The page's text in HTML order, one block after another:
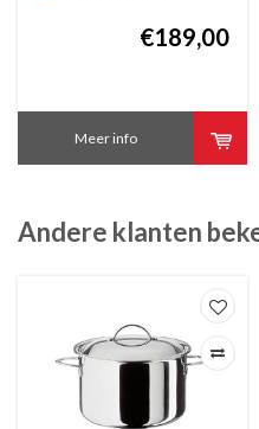
€189,00
Meer info
Andere klanten